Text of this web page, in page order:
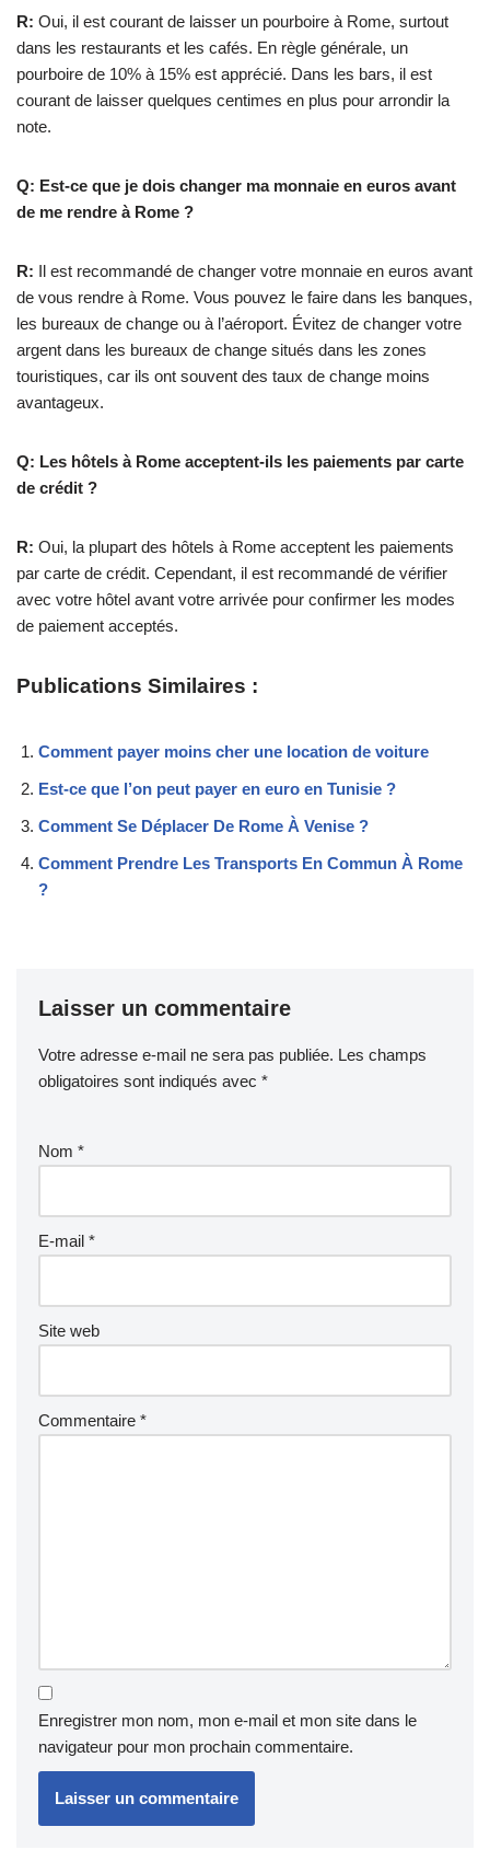
R: Oui, il est courant de laisser un pourboire à Rome, surtout
dans les restaurants et les cafés. En règle générale, un
pourboire de 10% à 15% est apprécié. Dans les bars, il est
courant de laisser quelques centimes en plus pour arrondir la
note.
Q: Est-ce que je dois changer ma monnaie en euros avant
de me rendre à Rome ?
R: Il est recommandé de changer votre monnaie en euros avant
de vous rendre à Rome. Vous pouvez le faire dans les banques,
les bureaux de change ou à l’aéroport. Évitez de changer votre
argent dans les bureaux de change situés dans les zones
touristiques, car ils ont souvent des taux de change moins
avantageux.
Q: Les hôtels à Rome acceptent-ils les paiements par carte
de crédit ?
R: Oui, la plupart des hôtels à Rome acceptent les paiements
par carte de crédit. Cependant, il est recommandé de vérifier
avec votre hôtel avant votre arrivée pour confirmer les modes
de paiement acceptés.
Publications Similaires :
Comment payer moins cher une location de voiture
Est-ce que l’on peut payer en euro en Tunisie ?
Comment Se Déplacer De Rome À Venise ?
Comment Prendre Les Transports En Commun À Rome
?
Laisser un commentaire
Votre adresse e-mail ne sera pas publiée. Les champs
obligatoires sont indiqués avec *
Nom *
E-mail *
Site web
Commentaire *
Enregistrer mon nom, mon e-mail et mon site dans le
navigateur pour mon prochain commentaire.